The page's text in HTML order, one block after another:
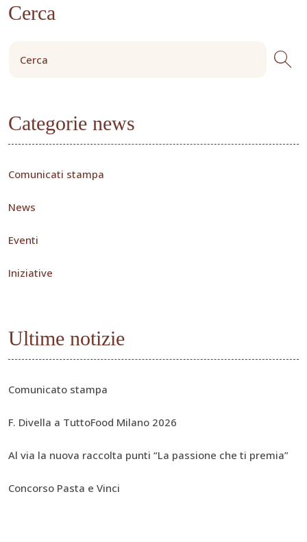
Cerca
Categorie news
Comunicati stampa
News
Eventi
Iniziative
Ultime notizie
Comunicato stampa
F. Divella a TuttoFood Milano 2026
Al via la nuova raccolta punti “La passione che ti premia”
Concorso Pasta e Vinci